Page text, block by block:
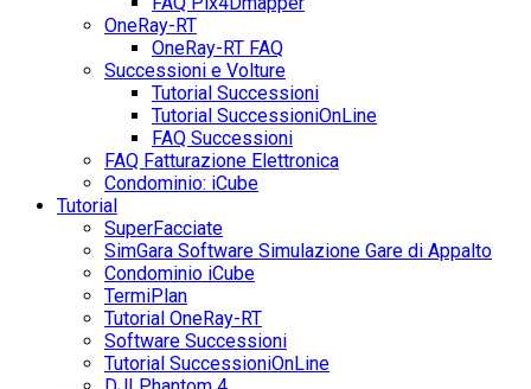
OneRay-RT
OneRay-RT FAQ
Successioni e Volture
Tutorial Successioni
Tutorial SuccessioniOnLine
FAQ Successioni
FAQ Fatturazione Elettronica
Condominio: iCube
Tutorial
SuperFacciate
SimGara Software Simulazione Gare di Appalto
Condominio iCube
TermiPlan
Tutorial OneRay-RT
Software Successioni
Tutorial SuccessioniOnLine